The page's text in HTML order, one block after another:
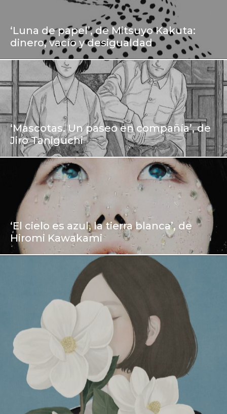
‘Luna de papel’, de Mitsuyo Kakuta:
dinero, vacío y desigualdad
‘Mascotas. Un paseo en compañía’, de
Jiro Taniguchi
‘El cielo es azul, la tierra blanca’, de
Hiromi Kawakami